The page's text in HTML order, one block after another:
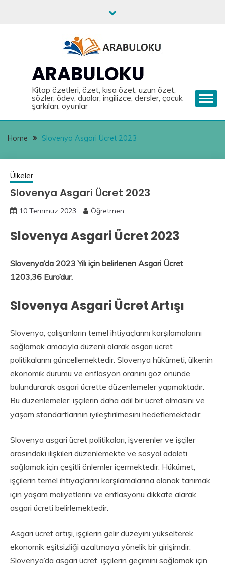
ARABULOKU
Kitap özetleri, özet, kısa özet, uzun özet,
sözler, ödev, dualar, ingilizce, dersler, çocuk
şarkıları, oyunlar
Home Slovenya Asgari Ücret 2023
Ülkeler
Slovenya Asgari Ücret 2023
10 Temmuz 2023 Öğretmen
Slovenya Asgari Ücret 2023
Slovenya’da 2023 Yılı için belirlenen Asgari Ücret
1203,36 Euro’dur.
Slovenya Asgari Ücret Artışı
Slovenya, çalışanların temel ihtiyaçlarını karşılamalarını
sağlamak amacıyla düzenli olarak asgari ücret
politikalarını güncellemektedir. Slovenya hükümeti, ülkenin
ekonomik durumu ve enflasyon oranını göz önünde
bulundurarak asgari ücrette düzenlemeler yapmaktadır.
Bu düzenlemeler, işçilerin daha adil bir ücret almasını ve
yaşam standartlarının iyileştirilmesini hedeflemektedir.
Slovenya asgari ücret politikaları, işverenler ve işçiler
arasındaki ilişkileri düzenlemekte ve sosyal adaleti
sağlamak için çeşitli önlemler içermektedir. Hükümet,
işçilerin temel ihtiyaçlarını karşılamalarına olanak tanımak
için yaşam maliyetlerini ve enflasyonu dikkate alarak
asgari ücreti belirlemektedir.
Asgari ücret artışı, işçilerin gelir düzeyini yükselterek
ekonomik eşitsizliği azaltmaya yönelik bir girişimdir.
Slovenya’da asgari ücret, işçilerin geçimini sağlamak için